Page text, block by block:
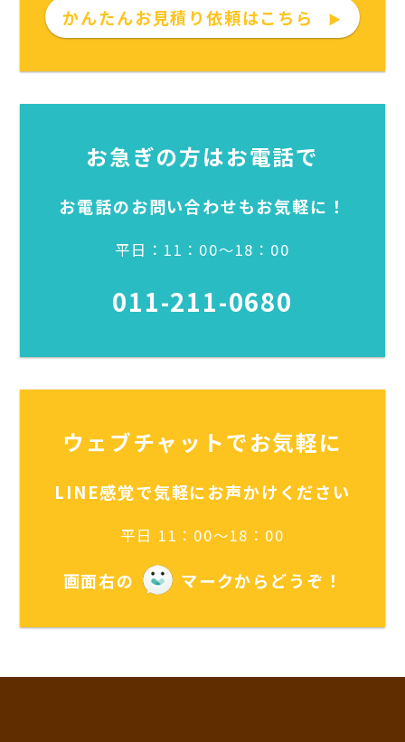
かんたんお見積り依頼はこちら ▶
お急ぎの方はお電話で
お電話のお問い合わせもお気軽に！
平日：11：00～18：00
011-211-0680
ウェブチャットでお気軽に
LINE感覚で気軽にお声かけください
平日 11：00～18：00
画面右の マークからどうぞ！